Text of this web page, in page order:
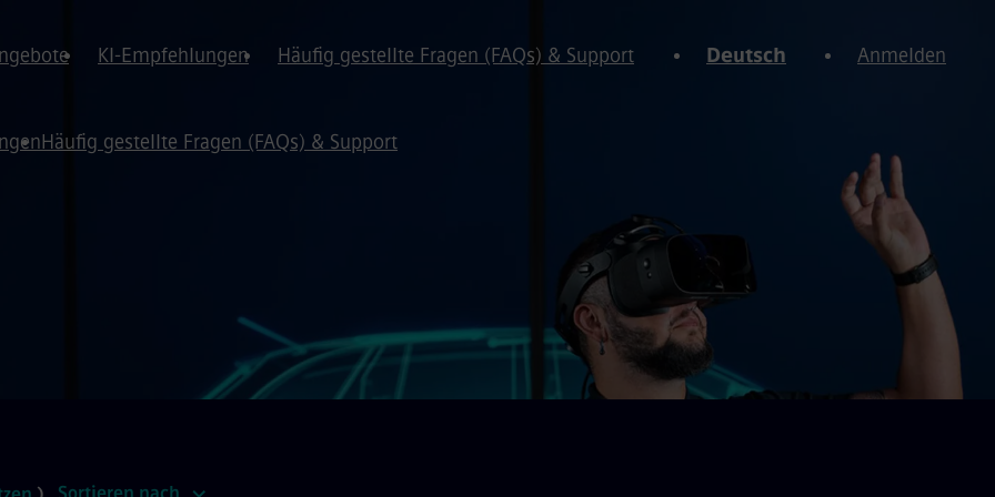
KI-Empfehlungen Häufig gestellte Fragen (FAQs) & Support Deutsch Anmelden
Häufig gestellte Fragen (FAQs) & Support